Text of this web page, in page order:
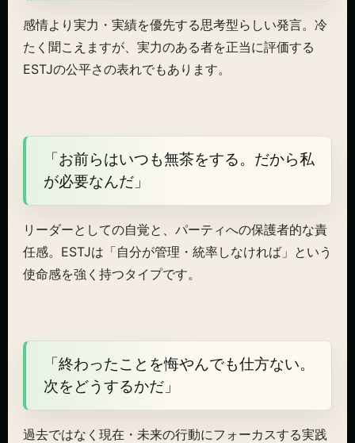
感情より実力・実績を優先する思考型らしい発言。冷
たく聞こえますが、実力のある者を正当に評価する
ESTJの公平さの表れでもあります。
「お前らはいつも無茶をする。だから私
が必要なんだ」
リーダーとしての自覚と、パーティへの保護者的な責
任感。ESTJは「自分が管理・統率しなければ」という
使命感を強く持つタイプです。
「終わったことを悔やんでも仕方ない。
次をどうするかだ」
過去ではなく現在・未来の行動にフォーカスする実践